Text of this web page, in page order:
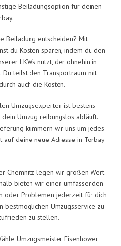
Beiladungsoption für deinen
Beiladung entscheiden? Mit
du Kosten sparen, indem du den
LKWs nutzt, der ohnehin in
Du teilst den Transportraum mit
auch die Kosten.
Umzugsexperten ist bestens
Umzug reibungslos abläuft.
kümmern wir uns um jedes
auf deine neue Adresse in Torbay
Chemnitz legen wir großen Wert
bieten wir einen umfassenden
oder Problemen jederzeit für dich
bestmöglichen Umzugsservice zu
zu stellen.
Umzugsmeister Eisenhower